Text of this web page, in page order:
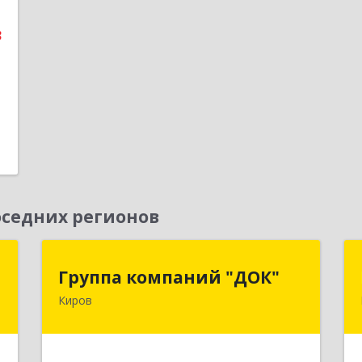
регионов
Группа компаний "ДОК"
Киров
Группа компаний "ДОК"